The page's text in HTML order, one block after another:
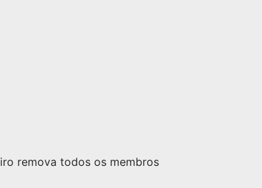
remova todos os membros